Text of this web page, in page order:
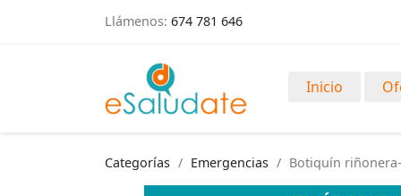
Llámenos: 674 781 646
Inicio
Categorías Emergencias Botiquín riñonera-